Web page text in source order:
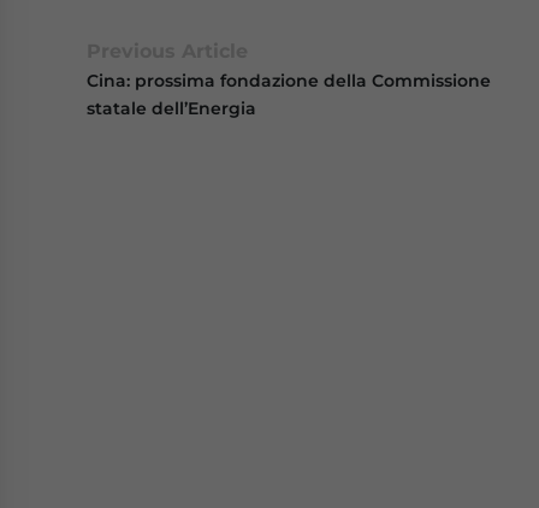
Cina: prossima fondazione della Commissione
statale dell’Energia